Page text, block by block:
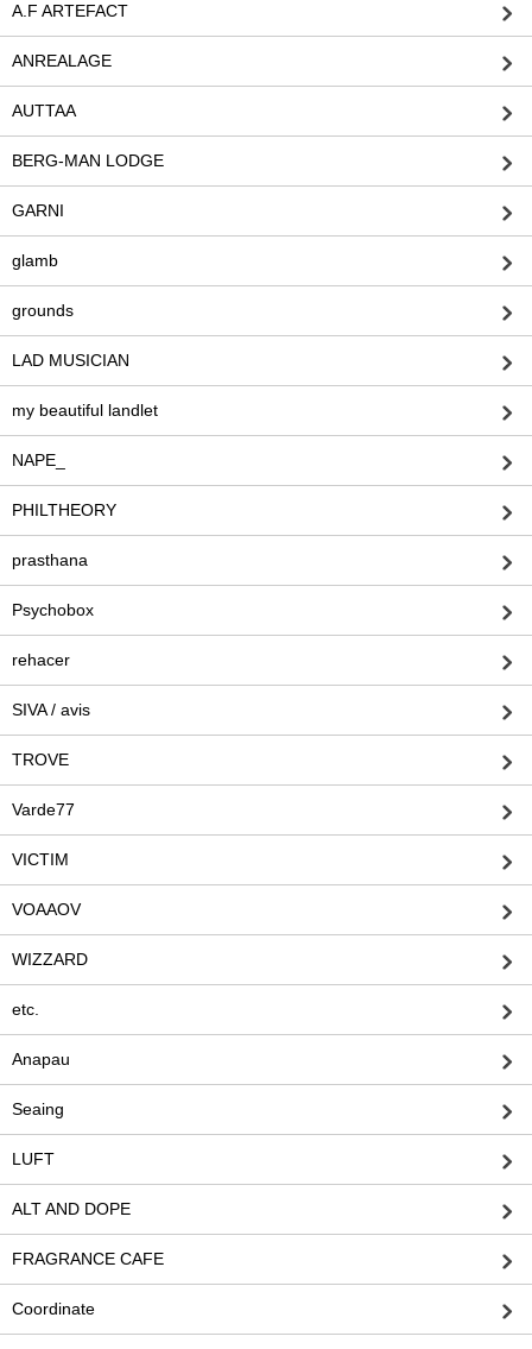
A.F ARTEFACT
ANREALAGE
AUTTAA
BERG-MAN LODGE
GARNI
glamb
grounds
LAD MUSICIAN
my beautiful landlet
NAPE_
PHILTHEORY
prasthana
Psychobox
rehacer
SIVA / avis
TROVE
Varde77
VICTIM
VOAAOV
WIZZARD
etc.
Anapau
Seaing
LUFT
ALT AND DOPE
FRAGRANCE CAFE
Coordinate